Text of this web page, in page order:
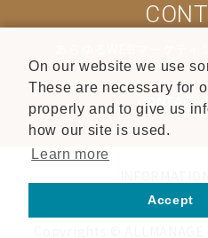
CONTACT
PRIVACY
Copyrights ©
On our website we use
These are necessary for
properly and to give us
how our site is used.
Learn more
Accept